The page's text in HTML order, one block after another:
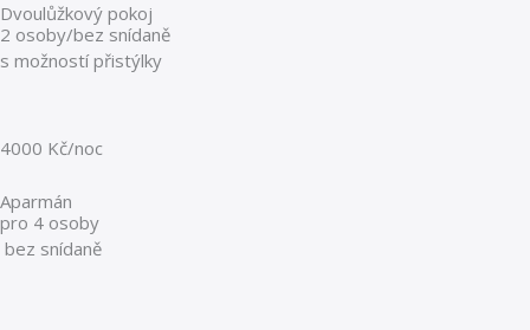
Dvoulůžkový pokoj
2 osoby/bez snídaně
s možností přistýlky
4000 Kč/noc
Aparmán
pro 4 osoby
bez snídaně